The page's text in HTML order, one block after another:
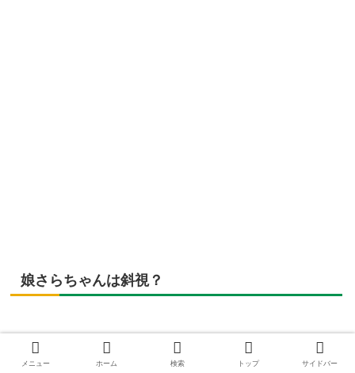
娘さらちゃんは斜視？
メニュー ホーム 検索 トップ サイドバー